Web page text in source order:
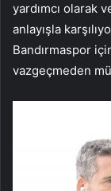
yardımcı olarak
anlayışla
Bandırmaspor
vazgeçmeden